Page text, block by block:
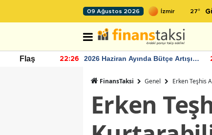
09 Ağustos 2026 27°
Flaş 22:26
2026 Haziran Ayında Bütçe Artışı
FinansTaksi Genel Erken Teşhis
Erken